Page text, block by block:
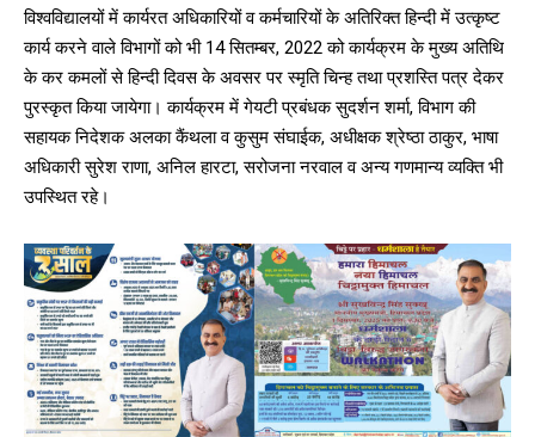
विश्वविद्यालयों में कार्यरत अधिकारियों व कर्मचारियों के अतिरिक्त हिन्दी में उत्कृष्ट
कार्य करने वाले विभागों को भी 14 सितम्बर, 2022 को कार्यक्रम के मुख्य अतिथि
के कर कमलों से हिन्दी दिवस के अवसर पर स्मृति चिन्ह तथा प्रशस्ति पत्र देकर
पुरस्कृत किया जायेगा। कार्यक्रम में गेयटी प्रबंधक सुदर्शन शर्मा, विभाग की
सहायक निदेशक अलका कैंथला व कुसुम संघाईक, अधीक्षक श्रेष्ठा ठाकुर, भाषा
अधिकारी सुरेश राणा, अनिल हारटा, सरोजना नरवाल व अन्य गणमान्य व्यक्ति भी
उपस्थित रहे।